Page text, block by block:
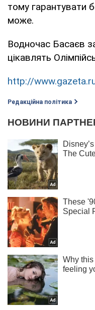
тому гарантувати
може.
Водночас Басаєв
цікавлять
http://
Редакційна політика